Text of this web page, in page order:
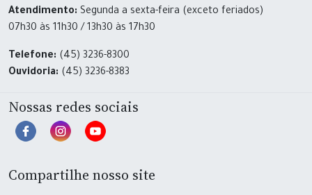
Atendimento: Segunda a sexta-feira (exceto feriados)
07h30 às 11h30 / 13h30 às 17h30
Telefone: (45) 3236-8300
Ouvidoria: (45) 3236-8383
Nossas redes sociais
Compartilhe nosso site